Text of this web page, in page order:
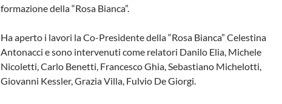
formazione della “Rosa Bianca”.
Ha aperto i lavori la Co-Presidente della “Rosa Bianca” Celestina
Antonacci e sono intervenuti come relatori Danilo Elia, Michele
Nicoletti, Carlo Benetti, Francesco Ghia, Sebastiano Michelotti,
Giovanni Kessler, Grazia Villa, Fulvio De Giorgi.